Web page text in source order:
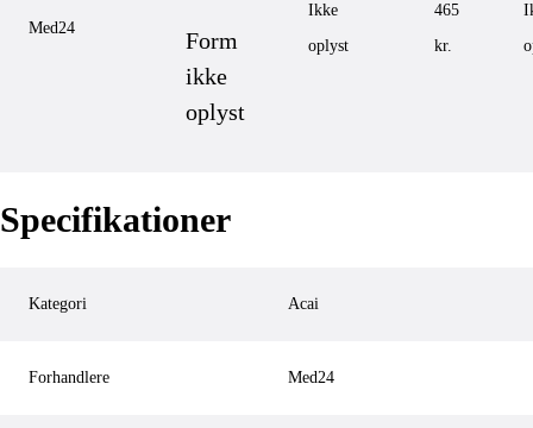
Med24
Form
ikke
oplyst
Ikke
oplyst
465
kr.
Specifikationer
Kategori Acai
Forhandlere Med24